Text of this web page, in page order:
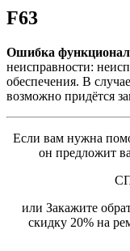
F63
Ошибка
неисправности:
обеспечения. В
возможно придётся
Если вам нужна
он предложит
или Закажите
скидку 20% на